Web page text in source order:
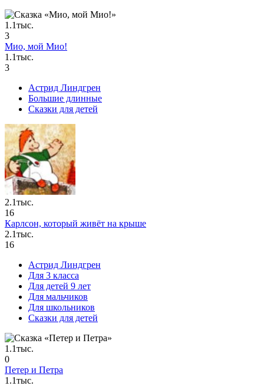
1.1тыс.
3
Мио, мой Мио!
1.1тыс.
3
Астрид Линдгрен
Большие длинные
Сказки для детей
2.1тыс.
16
Карлсон, который живёт на крыше
2.1тыс.
16
Астрид Линдгрен
Для 3 класса
Для детей 9 лет
Для мальчиков
Для школьников
Сказки для детей
1.1тыс.
0
Петер и Петра
1.1тыс.